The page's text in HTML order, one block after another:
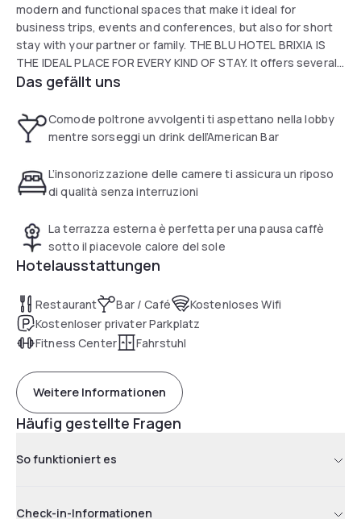
modern and functional spaces that make it ideal for
business trips, events and conferences, but also for short
stay with your partner or family. THE BLU HOTEL BRIXIA IS
THE IDEAL PLACE FOR EVERY KIND OF STAY. It offers several
services: a lobby area, an American Bar with internet desk
private parking area are at guests' disposal.
Das gefällt uns
Comode poltrone avvolgenti ti aspettano nella lobby
mentre sorseggi un drink dell’American Bar
L’insonorizzazione delle camere ti assicura un riposo
di qualità senza interruzioni
La terrazza esterna è perfetta per una pausa caffè
sotto il piacevole calore del sole
Hotelausstattungen
Restaurant Bar / Café
Kostenloses Wifi
Kostenloser privater Parkplatz
Fitness Center
Fahrstuhl
Weitere Informationen
Häufig gestellte Fragen
So funktioniert es
Check-in-Informationen